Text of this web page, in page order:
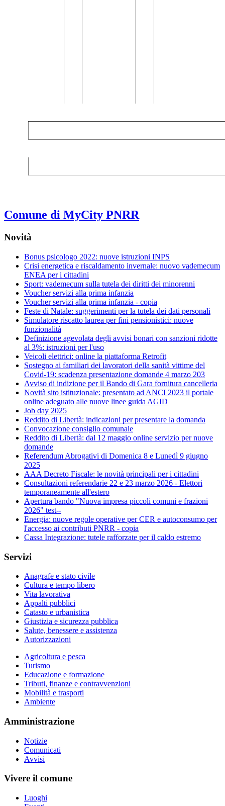
Comune di MyCity PNRR
Novità
Bonus psicologo 2022: nuove istruzioni INPS
Crisi energetica e riscaldamento invernale: nuovo vademecum
ENEA per i cittadini
Sport: vademecum sulla tutela dei diritti dei minorenni
Voucher servizi alla prima infanzia
Voucher servizi alla prima infanzia - copia
Feste di Natale: suggerimenti per la tutela dei dati personali
Simulatore riscatto laurea per fini pensionistici: nuove
funzionalità
Definizione agevolata degli avvisi bonari con sanzioni ridotte
al 3%: istruzioni per l'uso
Veicoli elettrici: online la piattaforma Retrofit
Sostegno ai familiari dei lavoratori della sanità vittime del
Covid-19: scadenza presentazione domande 4 marzo 203
Avviso di indizione per il Bando di Gara fornitura cancelleria
Novità sito istituzionale: presentato ad ANCI 2023 il portale
online adeguato alle nuove linee guida AGID
Job day 2025
Reddito di Libertà: indicazioni per presentare la domanda
Convocazione consiglio comunale
Reddito di Libertà: dal 12 maggio online servizio per nuove
domande
Referendum Abrogativi di Domenica 8 e Lunedì 9 giugno
2025
AAA Decreto Fiscale: le novità principali per i cittadini
Consultazioni referendarie 22 e 23 marzo 2026 - Elettori
temporaneamente all'estero
Apertura bando "Nuova impresa piccoli comuni e frazioni
2026" test--
Energia: nuove regole operative per CER e autoconsumo per
l'accesso ai contributi PNRR - copia
Cassa Integrazione: tutele rafforzate per il caldo estremo
Servizi
Anagrafe e stato civile
Cultura e tempo libero
Vita lavorativa
Appalti pubblici
Catasto e urbanistica
Giustizia e sicurezza pubblica
Salute, benessere e assistenza
Autorizzazioni
Agricoltura e pesca
Turismo
Educazione e formazione
Tributi, finanze e contravvenzioni
Mobilità e trasporti
Ambiente
Amministrazione
Notizie
Comunicati
Avvisi
Vivere il comune
Luoghi